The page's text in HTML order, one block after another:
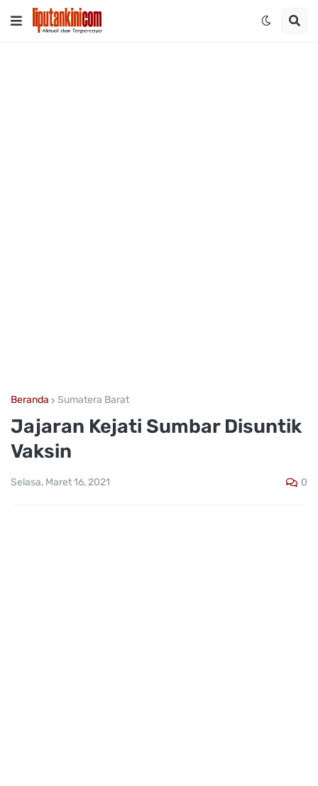
Beranda Sumatera Barat
Jajaran Kejati Sumbar Disuntik
Vaksin
Selasa, Maret 16, 2021 0